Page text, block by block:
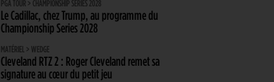
PGA TOUR > CHAMPIONSHIP SERIES 2028
Le Cadillac, chez Trump, au programme du
Championship Series 2028
MATÉRIEL > WEDGE
Cleveland RTZ 2 : Roger Cleveland remet sa
signature au cœur du petit jeu